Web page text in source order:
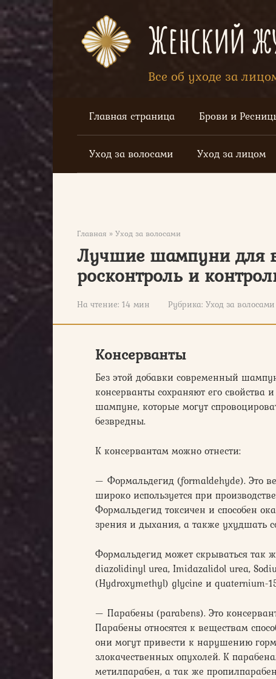
Перейти
к
контенту
Женский
Все об уходе за
Главная страница Брови и
Уход за волосами Уход за лицом
Главная » Уход за волосами
Лучшие шампуни для
росконтроль и
На чтение: 14 мин Рубрика: Уход за волосами
Консерванты
Без этой добавки современный
консерванты сохраняют его
шампуне, которые могут
безвредны.
К консервантам можно отнести:
— Формальдегид (formaldehyde). Это
широко используется при
Формальдегид токсичен и способен
зрения и дыхания, а также ухудшать
Формальдегид может скрываться так
diazolidinyl urea, Imidazalidol urea,
(Hydroxymethyl) glycine и quaternium-
— Парабены (parabens). Это
Парабены относятся к веществам
они могут привести к нарушению
злокачественных опухолей. К
метилпарабен, а так же